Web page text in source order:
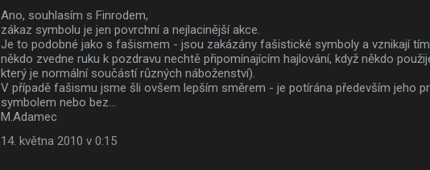
Ano, souhlasím s Finrodem,
zákaz symbolu je jen povrchní a nejlacinější akce.
Je to podobné jako s fašismem - jsou zakázány fašistické symboly a vznikají
někdo zvedne ruku k pozdravu nechtě připomínajícím hajlování, když někdo
který je normální součástí různých náboženství).
V případě fašismu jsme šli ovšem lepším směrem - je potírána především jeho
symbolem nebo bez...
M.Adamec
14. května 2010 v 0:15